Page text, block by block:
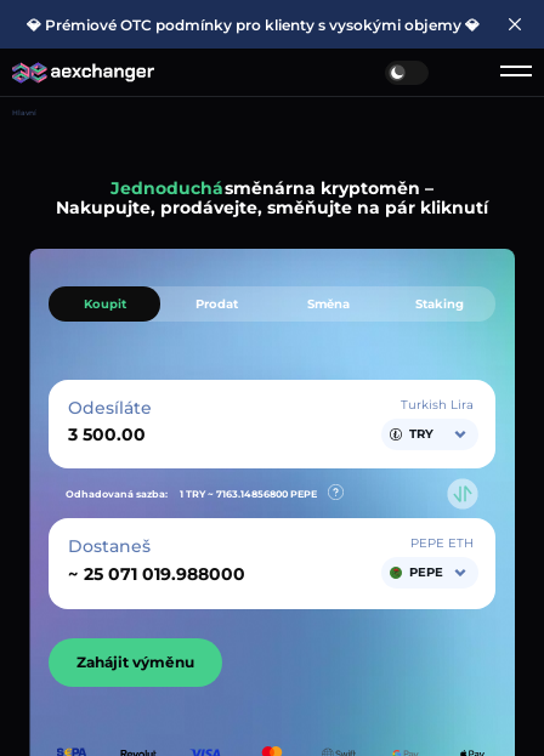
💎 Prémiové OTC podmínky pro klienty s vysokými objemy 💎
Hlavní
Jednoduchásměnárna kryptoměn –
Nakupujte, prodávejte, směňujte na pár kliknutí
Koupit Prodat Směna Staking
Odesíláte
Turkish Lira
TRY
Odhadovaná sazba: 1 TRY ~ 7163.14856800 PEPE
Dostaneš
~
PEPE ETH
PEPE
Zahájit výměnu